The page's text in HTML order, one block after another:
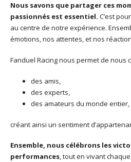
Nous savons que partager ces
passionnés est essentiel. C’est
au centre de notre expérience.
émotions, nos attentes, et nos
Fanduel Racing nous permet de nous
des amis,
des experts,
des amateurs du monde entier,
créant ainsi un sentiment
Ensemble, nous célébrons les
performances, tout en vivant